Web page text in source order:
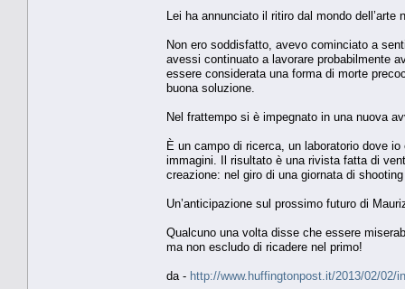
Lei ha annunciato il ritiro dal mondo dell’arte
Non ero soddisfatto, avevo cominciato a
avessi continuato a lavorare probabilmente
essere considerata una forma di morte
buona soluzione.
Nel frattempo si è impegnato in una nuova
È un campo di ricerca, un laboratorio dove
immagini. Il risultato è una rivista fatta di
creazione: nel giro di una giornata di
Un’anticipazione sul prossimo futuro di
Qualcuno una volta disse che essere
ma non escludo di ricadere nel primo!
da - http://www.huffingtonpost.it/2013/02/02/